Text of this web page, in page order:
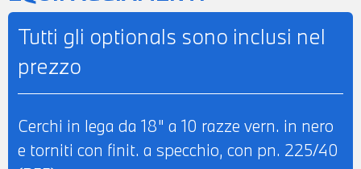
Tutti gli optionals sono inclusi nel
prezzo
Cerchi in lega da 18" a 10 razze vern. in nero
e torniti con finit. a specchio, con pn. 225/40